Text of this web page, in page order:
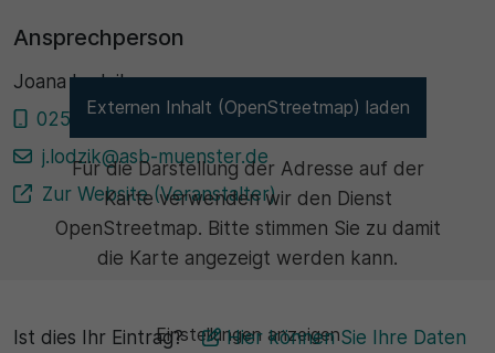
Ansprechperson
Joana Lodzik
02512897300
j.lodzik@asb-muenster.de
Zur Website (Veranstalter)
Externen Inhalt (OpenStreetmap) laden
Für die Darstellung der Adresse auf der
Karte verwenden wir den Dienst
OpenStreetmap. Bitte stimmen Sie zu damit
die Karte angezeigt werden kann.
Einstellungen anzeigen
Ist dies Ihr Eintrag?
Hier können Sie Ihre Daten